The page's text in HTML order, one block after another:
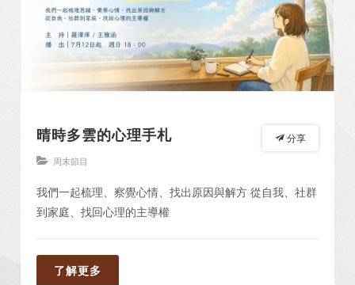
分享
晴時多雲的心理手札
周末節目
我們一起梳理、察覺心情、找出原因與解方 從自我、社群
到家庭、找回心理的主導權
了解更多